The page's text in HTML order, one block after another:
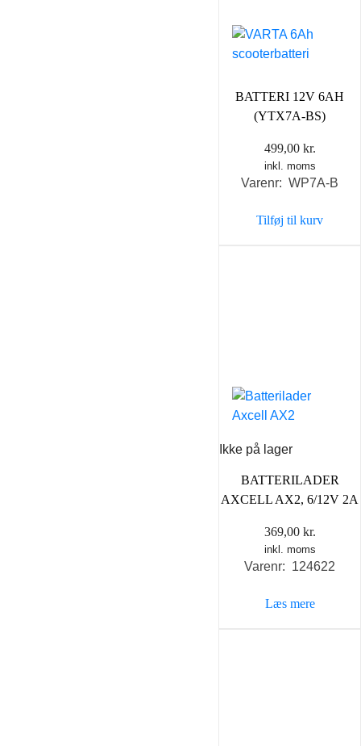
BATTERI 12V 6AH
(YTX7A-BS)
499,00 kr.
inkl. moms
Varenr: WP7A-B
Tilføj til kurv
Ikke på lager
BATTERILADER
AXCELL AX2, 6/12V 2A
369,00 kr.
inkl. moms
Varenr: 124622
Læs mere